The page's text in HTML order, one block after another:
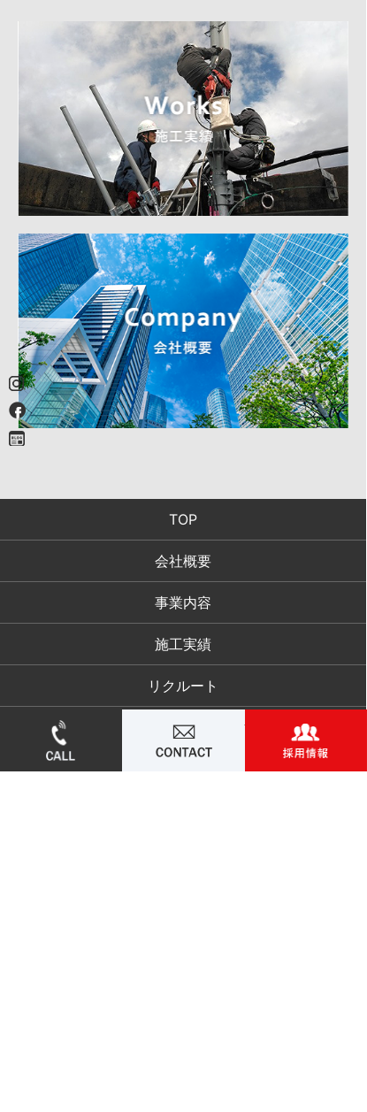
TOP
会社概要
事業内容
施工実績
リクルート
ブログ